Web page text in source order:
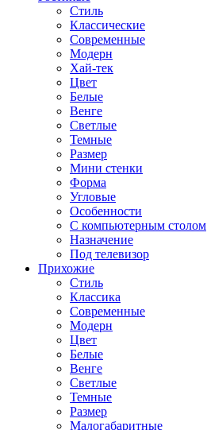
Стиль
Классические
Современные
Модерн
Хай-тек
Цвет
Белые
Венге
Светлые
Темные
Размер
Мини стенки
Форма
Угловые
Особенности
С компьютерным столом
Назначение
Под телевизор
Прихожие
Стиль
Классика
Современные
Модерн
Цвет
Белые
Венге
Светлые
Темные
Размер
Малогабаритные